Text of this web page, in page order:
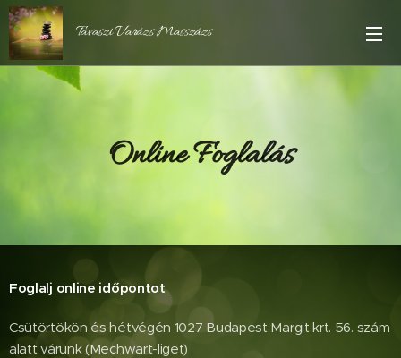
Tavaszi Varázs Masszázs
Online Foglalás
Foglalj online időpontot
Csütörtökön és hétvégén 1027 Budapest Margit krt. 56. szám
alatt várunk (Mechwart-liget)